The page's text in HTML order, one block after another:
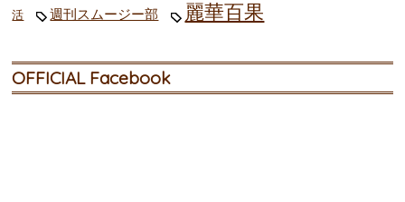
活
週刊スムージー部 麗華百果
OFFICIAL Facebook